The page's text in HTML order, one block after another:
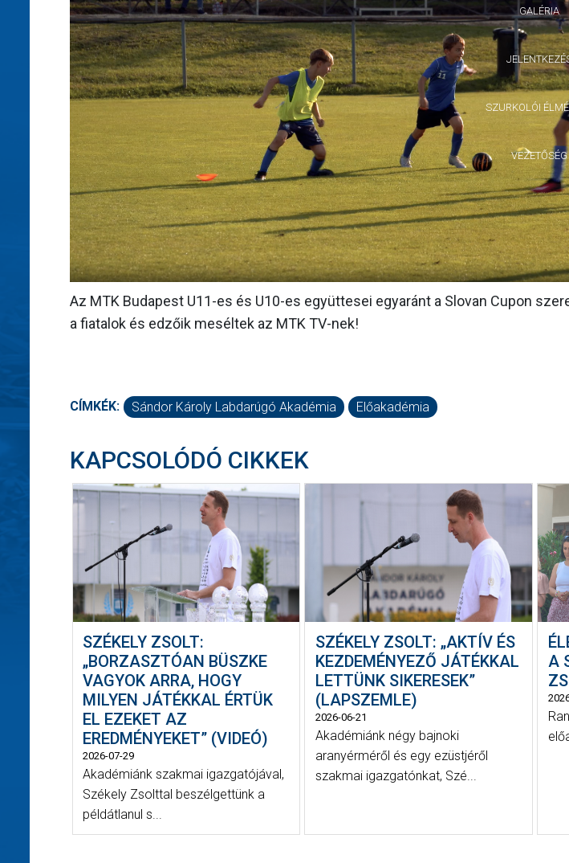
GALÉRIA
SZURKOLÓI
VEZETŐSÉG
Az MTK Budapest U11-es és U10-es együttesei egyaránt a Slovan Cupon
a fiatalok és edzőik meséltek az MTK TV-nek!
CÍMKÉK: Sándor Károly Labdarúgó Akadémia Előakadémia
KAPCSOLÓDÓ CIKKEK
SZÉKELY ZSOLT:
„BORZASZTÓAN BÜSZKE
VAGYOK ARRA, HOGY
MILYEN JÁTÉKKAL ÉRTÜK
EL EZEKET AZ
EREDMÉNYEKET” (VIDEÓ)
2026-07-29
Akadémiánk szakmai igazgatójával,
Székely Zsolttal beszélgettünk a
példátlanul s...
SZÉKELY ZSOLT: „AKTÍV ÉS
KEZDEMÉNYEZŐ JÁTÉKKAL
LETTÜNK SIKERESEK”
(LAPSZEMLE)
2026-06-21
Akadémiánk négy bajnoki
aranyérméről és egy ezüstjéről
szakmai igazgatónkat, Szé...
A